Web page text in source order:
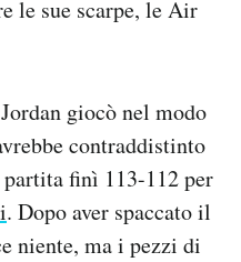
le sue scarpe, le Air
giocò nel modo
contraddistinto
finì 113-112 per
. Dopo aver spaccato il
niente, ma i pezzi di